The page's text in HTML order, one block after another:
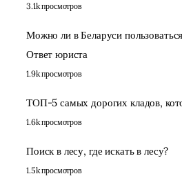
3.1k просмотров
Можно ли в Беларуси
Ответ юриста
1.9k просмотров
ТОП-5 самых дорогих кладов,
1.6k просмотров
Поиск в лесу, где искать в лесу?
1.5k просмотров